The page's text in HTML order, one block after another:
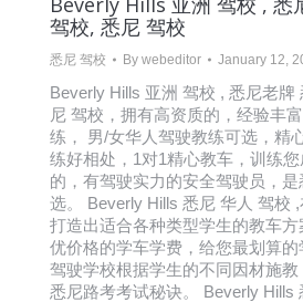
驾校, 悉尼 驾校
悉尼 驾校 By webeditor January 12,
Beverly Hills 亚洲 驾校 , 悉尼老牌
尼 驾校，拥有高资质的，经验丰
练， 男/女华人驾驶教练可选，精
练好相处，1对1精心教车，训练
的，有驾驶实力的安全驾驶员，
选。 Beverly Hills 悉尼 华人 驾校
打造出适合各种类型学生的教车
优价格的学车学费，给您最划算
驾驶学校根据学生的不同因材施
悉尼路考考试秘诀。 Beverly Hills